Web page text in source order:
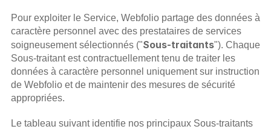
Pour exploiter le Service, Webfolio partage des données à
caractère personnel avec des prestataires de services
soigneusement sélectionnés ("Sous-traitants"). Chaque
Sous-traitant est contractuellement tenu de traiter les
données à caractère personnel uniquement sur instruction
de Webfolio et de maintenir des mesures de sécurité
appropriées.
Le tableau suivant identifie nos principaux Sous-traitants